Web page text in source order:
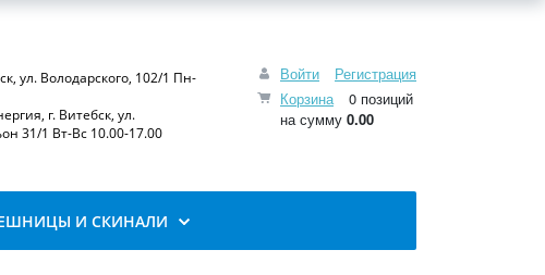
Войти
Регистрация
Корзина
0 позиций
на сумму 0.00
ул. Володарского, 102/1 Пн-
г. Витебск, ул.
31/1 Вт-Вс 10.00-17.00
И СКИНАЛИ